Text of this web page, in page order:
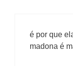
é por que
madona é